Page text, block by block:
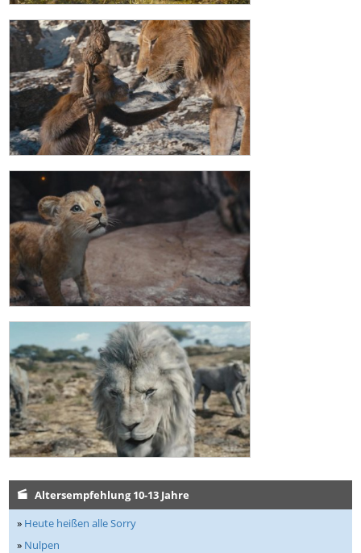
Altersempfehlung 10-13 Jahre
» Heute heißen alle Sorry
» Nulpen